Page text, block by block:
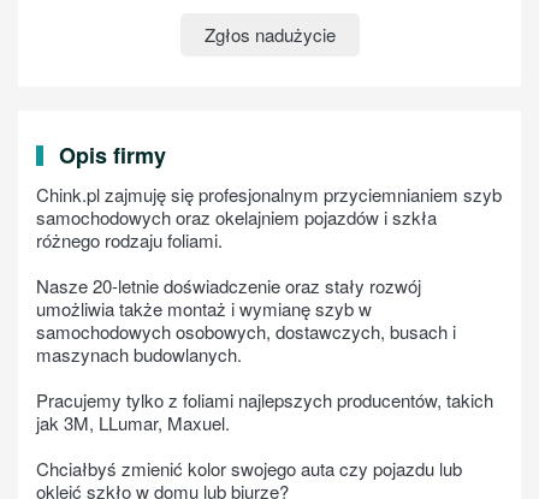
Zgłos nadużycie
Opis firmy
Chink.pl zajmuję się profesjonalnym przyciemnianiem szyb
samochodowych oraz okelajniem pojazdów i szkła
różnego rodzaju foliami.
Nasze 20-letnie doświadczenie oraz stały rozwój
umożliwia także montaż i wymianę szyb w
samochodowych osobowych, dostawczych, busach i
maszynach budowlanych.
Pracujemy tylko z foliami najlepszych producentów, takich
jak 3M, LLumar, Maxuel.
Chciałbyś zmienić kolor swojego auta czy pojazdu lub
okleić szkło w domu lub biurze?